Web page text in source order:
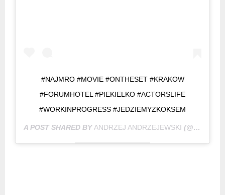
#NAJMRO #MOVIE #ONTHESET #KRAKOW
#FORUMHOTEL #PIEKIELKO #ACTORSLIFE
#WORKINPROGRESS #JEDZIEMYZKOKSEM
A POST SHARED BY ANDRZEJ ANDRZEJEWSKI (@ANDRZEJ.ANDRZEJEWSKI) ON